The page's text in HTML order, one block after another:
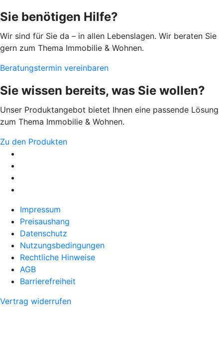
Sie benötigen Hilfe?
Wir sind für Sie da – in allen Lebenslagen. Wir beraten Sie
gern zum Thema Immobilie & Wohnen.
Beratungstermin vereinbaren
Sie wissen bereits, was Sie wollen?
Unser Produktangebot bietet Ihnen eine passende Lösung
zum Thema Immobilie & Wohnen.
Zu den Produkten
Impressum
Preisaushang
Datenschutz
Nutzungsbedingungen
Rechtliche Hinweise
AGB
Barrierefreiheit
Vertrag widerrufen